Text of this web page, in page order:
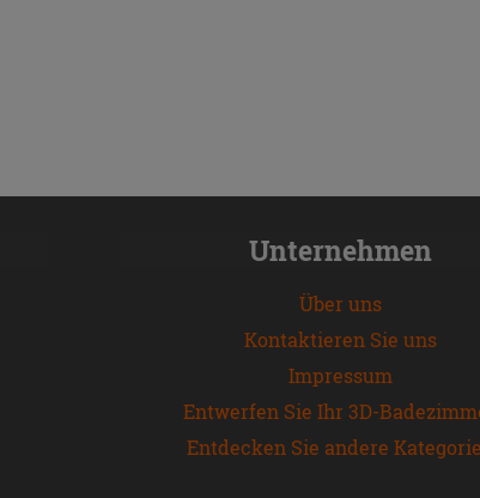
Unternehmen
Über uns
Kontaktieren Sie uns
Impressum
Entwerfen Sie Ihr 3D-
Entdecken Sie andere